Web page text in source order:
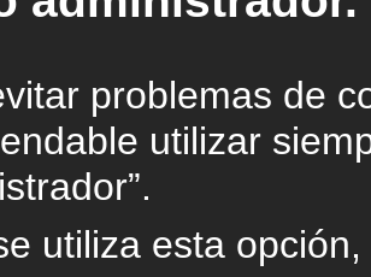
problemas de
utilizar
utiliza esta